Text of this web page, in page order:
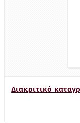
Διακριτικό